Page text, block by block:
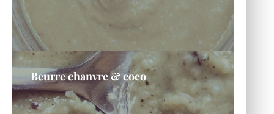
Beurre chanvre & coco